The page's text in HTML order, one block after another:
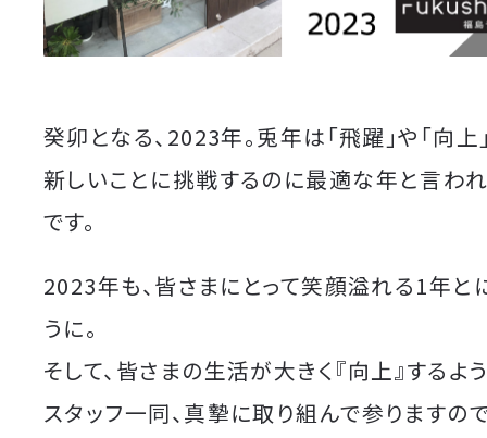
癸卯となる、2023年。兎年は「飛躍」や「向上
新しいことに挑戦するのに最適な年と言わ
です。
2023年も、皆さまにとって笑顔溢れる1年と
うに。
そして、皆さまの生活が大きく『向上』するよ
スタッフ一同、真摯に取り組んで参りますの